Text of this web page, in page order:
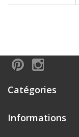
Catégories
Informations